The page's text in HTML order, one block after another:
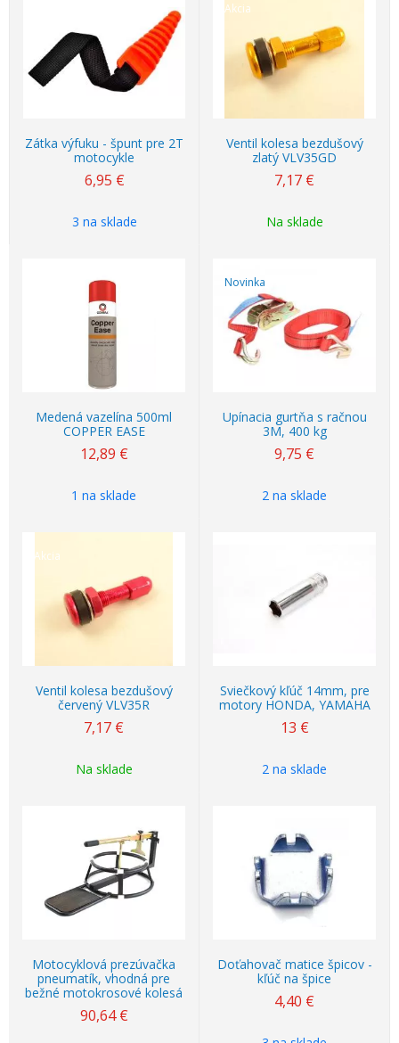
Zátka výfuku - špunt pre 2T
motocykle
6,95 €
3 na sklade
Akcia
Ventil kolesa bezdušový
zlatý VLV35GD
7,17 €
Na sklade
Medená vazelína 500ml
COPPER EASE
12,89 €
1 na sklade
Novinka
Upínacia gurtňa s račnou
3M, 400 kg
9,75 €
2 na sklade
Akcia
Ventil kolesa bezdušový
červený VLV35R
7,17 €
Na sklade
Sviečkový kľúč 14mm, pre
motory HONDA, YAMAHA
13 €
2 na sklade
Motocyklová prezúvačka
pneumatík, vhodná pre
bežné motokrosové kolesá
90,64 €
Doťahovač matice špicov -
kľúč na špice
4,40 €